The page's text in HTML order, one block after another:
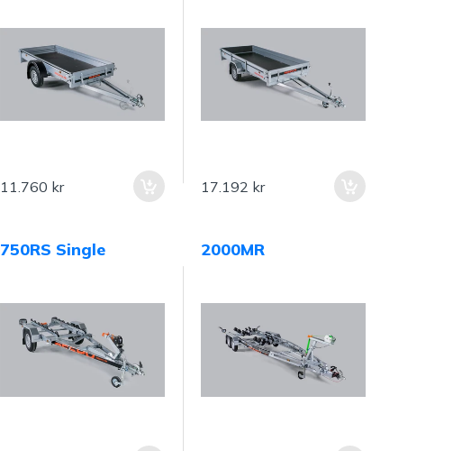
11.760 kr 17.192 kr
750RS Single 2000MR